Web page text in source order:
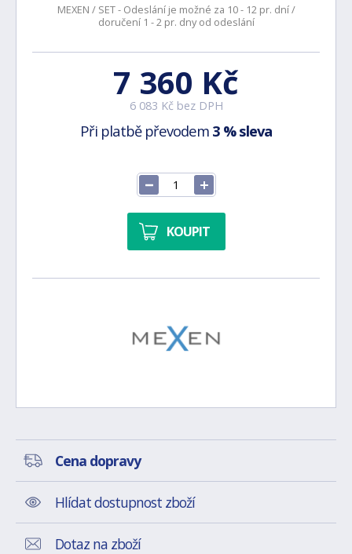
MEXEN / SET - Odeslání je možné za 10 - 12 pr. dní /
doručení 1 - 2 pr. dny od odeslání
7 360 Kč
6 083 Kč bez DPH
Při platbě převodem 3 % sleva
KOUPIT
Cena dopravy
Hlídat dostupnost zboží
Dotaz na zboží